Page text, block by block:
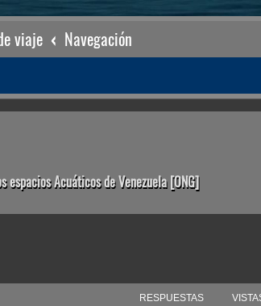
viaje Navegación
espacios Acuáticos de Venezuela [ONG]
RESPUESTAS